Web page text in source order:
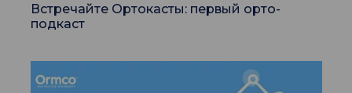
Встречайте Ортокасты: первый орто-
подкаст